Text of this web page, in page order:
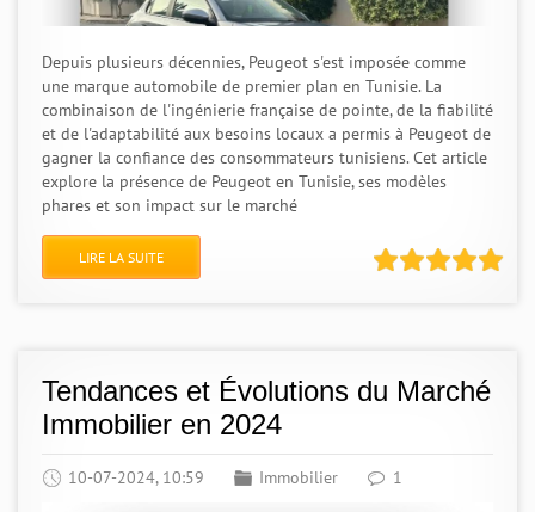
Depuis plusieurs décennies, Peugeot s'est imposée comme
une marque automobile de premier plan en Tunisie. La
combinaison de l'ingénierie française de pointe, de la fiabilité
et de l'adaptabilité aux besoins locaux a permis à Peugeot de
gagner la confiance des consommateurs tunisiens. Cet article
explore la présence de Peugeot en Tunisie, ses modèles
phares et son impact sur le marché
LIRE LA SUITE
Tendances et Évolutions du Marché
Immobilier en 2024
10-07-2024, 10:59 Immobilier 1